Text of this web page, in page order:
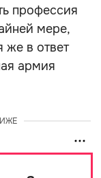
профессия
мере,
же в ответ
армия